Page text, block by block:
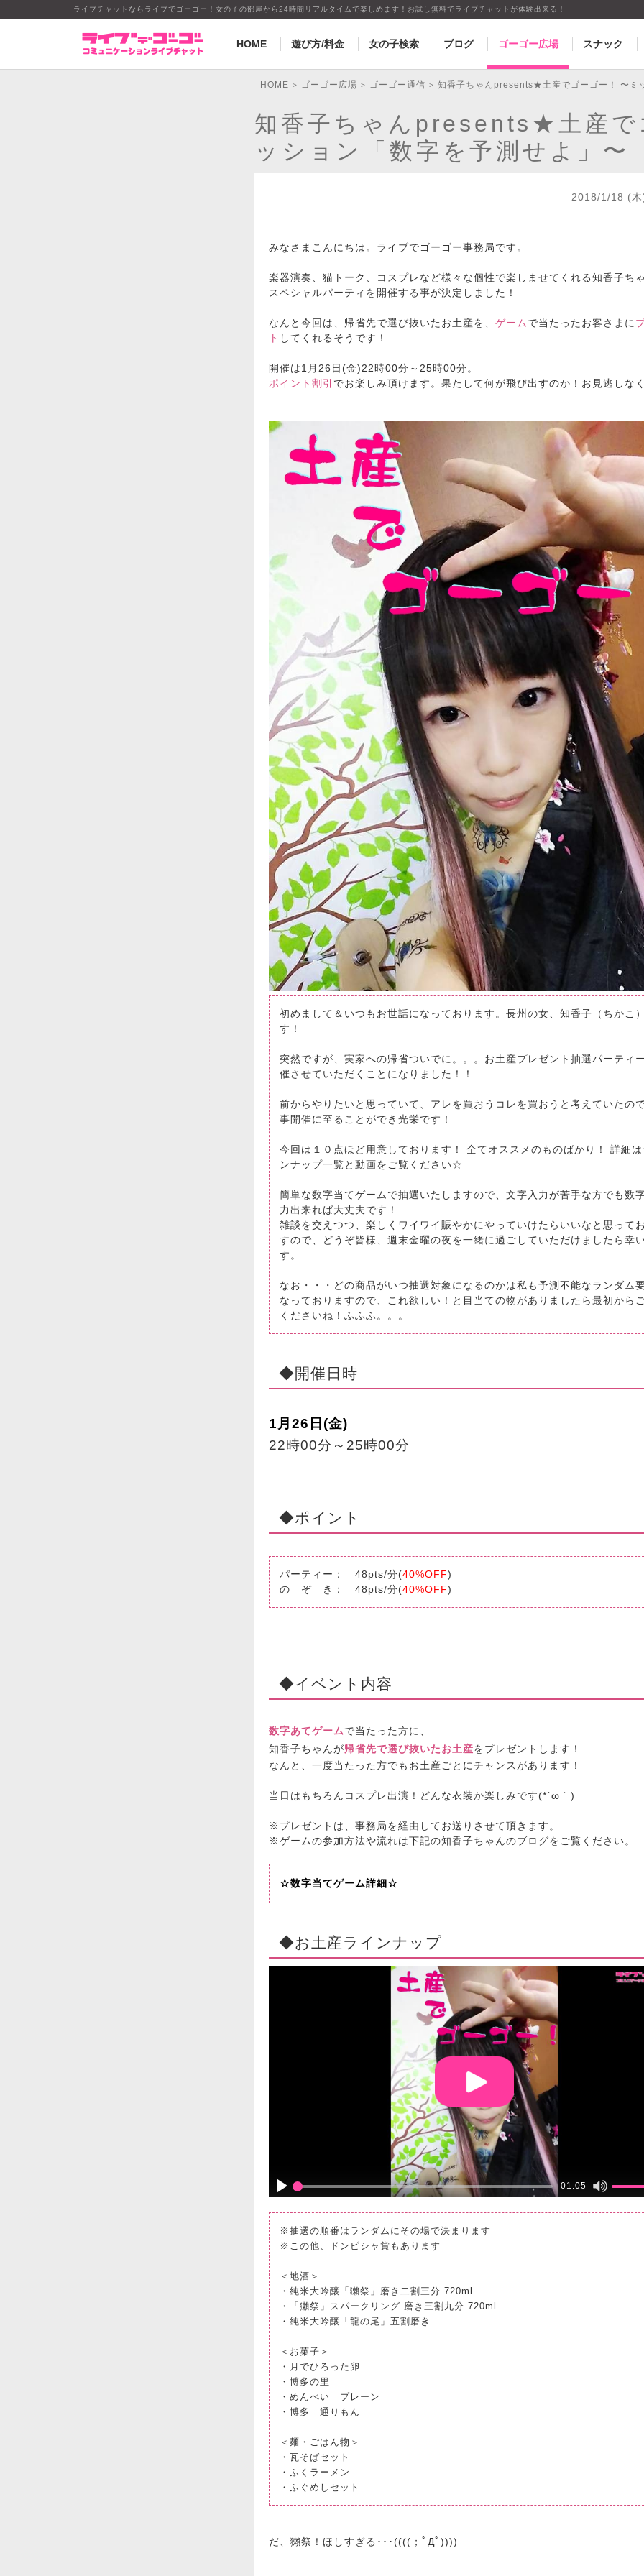
ライブチャットならライブでゴーゴー！女の子の部屋から24時間リアルタイムで楽しめます！お試し無料でライブチャットが体験出来る！
HOME 遊び方/料金 女の子検索 ブログ ゴーゴー広場 スナック
HOME > ゴーゴー広場 > ゴーゴー通信 > 知香子ちゃんpresents★土産でゴーゴー！ 〜ミ
知香子ちゃんpresents★土産で
ッション「数字を予測せよ」〜
2018/1/18 (
みなさまこんにちは。ライブでゴーゴー事務局です。
楽器演奏、猫トーク、コスプレなど様々な個性で楽しませてくれる知香子ち
スペシャルパーティを開催する事が決定しました！
なんと今回は、帰省先で選び抜いたお土産を、 ゲーム で当たったお客さまに
ト してくれるそうです！
開催は1月26日(金)22時00分～25時00分。
ポイント割引 でお楽しみ頂けます。果たして何が飛び出すのか！お見逃しな
初めまして＆いつもお世話になっております。長州の女、知香子（ちかこ
す！
突然ですが、実家への帰省ついでに。。。お土産プレゼント抽選パーティ
催させていただくことになりました！！
前からやりたいと思っていて、アレを買おうコレを買おうと考えていたの
事開催に至ることができ光栄です！
今回は１０点ほど用意しております！ 全てオススメのものばかり！ 詳細
ンナップ一覧と動画をご覧ください☆
簡単な数字当てゲームで抽選いたしますので、文字入力が苦手な方でも数
力出来れば大丈夫です！
雑談を交えつつ、楽しくワイワイ賑やかにやっていけたらいいなと思って
すので、どうぞ皆様、週末金曜の夜を一緒に過ごしていただけましたら幸
す。
なお・・・どの商品がいつ抽選対象になるのかは私も予測不能なランダム
なっておりますので、これ欲しい！と目当ての物がありましたら最初から
くださいね！ふふふ。。。
◆開催日時
1月26日(金)
22時00分～25時00分
◆ポイント
パーティー： 48pts/分(40%OFF)
の ぞ き： 48pts/分(40%OFF)
◆イベント内容
数字あてゲームで当たった方に、
知香子ちゃんが帰省先で選び抜いたお土産をプレゼントします！
なんと、一度当たった方でもお土産ごとにチャンスがあります！
当日はもちろんコスプレ出演！どんな衣装か楽しみです(*´ω｀)
※プレゼントは、事務局を経由してお送りさせて頂きます。
※ゲームの参加方法や流れは下記の知香子ちゃんのブログをご覧ください。
☆数字当てゲーム詳細☆
◆お土産ラインナップ
01:05
※抽選の順番はランダムにその場で決まります
※この他、ドンピシャ賞もあります
＜地酒＞
・純米大吟醸「獺祭」磨き二割三分 720ml
・「獺祭」スパークリング 磨き三割九分 720ml
・純米大吟醸「龍の尾」五割磨き
＜お菓子＞
・月でひろった卵
・博多の里
・めんべい プレーン
・博多 通りもん
＜麺・ごはん物＞
・瓦そばセット
・ふくラーメン
・ふぐめしセット
だ、獺祭！ほしすぎる･･･((((；ﾟДﾟ))))